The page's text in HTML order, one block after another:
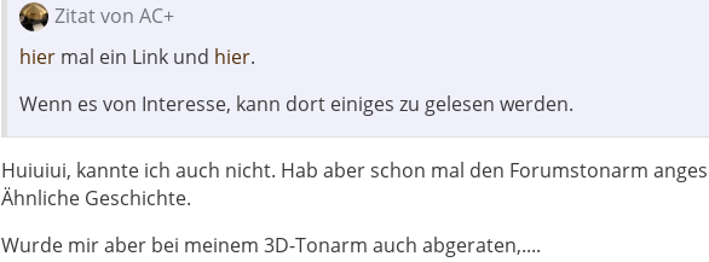
Zitat von AC+
hier mal ein Link und hier.
Wenn es von Interesse, kann dort einiges zu gelesen werden.
Huiuiui, kannte ich auch nicht. Hab aber schon mal den Forumstonarm
Ähnliche Geschichte.
Wurde mir aber bei meinem 3D-Tonarm auch abgeraten,....